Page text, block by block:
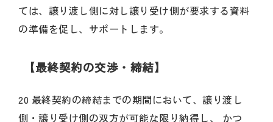
ては、譲り渡し側に対し譲り受け側が要求する資料
の準備を促し、サポートします。
【最終契約の交渉・締結】
20 最終契約の締結までの期間において、譲り渡し
側・譲り受け側の双方が可能な限り納得し、 かつ